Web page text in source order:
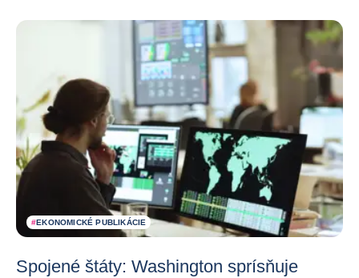
#EKONOMICKÉ PUBLIKÁCIE
Spojené štáty: Washington sprísňuje